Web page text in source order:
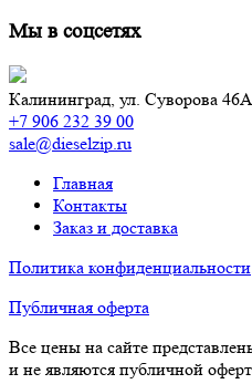
Мы в соцсетях
Калининград, ул. Суворова 46А
+7 906 232 39 00
sale@dieselzip.ru
Главная
Контакты
Заказ и доставка
Политика конфиденциальности
Публичная оферта
Все цены на сайте
и не являются публичной